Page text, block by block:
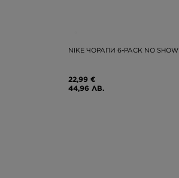
NIKE ЧОРАПИ 6-PACK NO SHOW
22,99 €
44,96 ЛВ.